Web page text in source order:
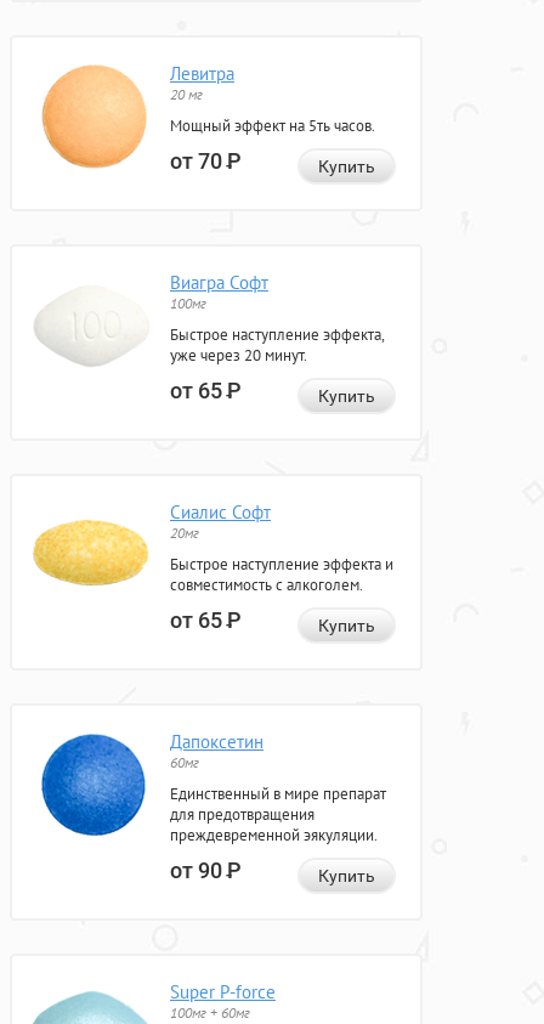
Левитра
20 мг
Мощный эффект на 5ть часов.
от 70Р Купить
Виагра Софт
100мг
Быстрое наступление эффекта,
уже через 20 минут.
от 65Р Купить
Сиалис Софт
20мг
Быстрое наступление эффекта и
совместимость с алкоголем.
от 65Р Купить
Дапоксетин
60мг
Единственный в мире препарат
для предотвращения
преждевременной эякуляции.
от 90Р Купить
Super P-force
100мг + 60мг